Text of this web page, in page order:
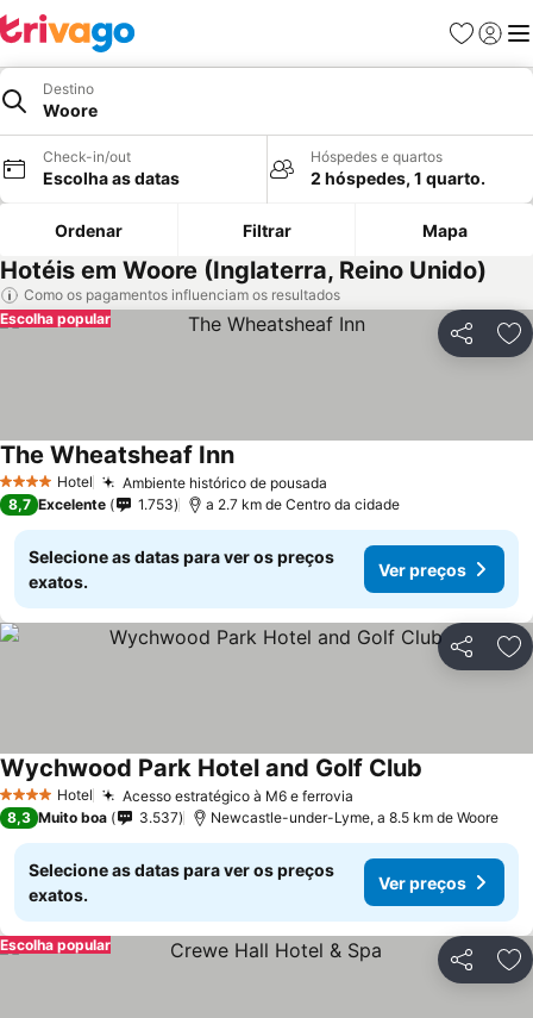
Favoritos
Iniciar
Destino
Woore
Check-in/out
Escolha as datas
Hóspedes e quartos
2 hóspedes, 1 quarto.
Ordenar Filtrar Mapa
Hotéis em Woore (Inglaterra, Reino Unido)
Como os pagamentos influenciam os resultados
Partilhar
Escolha popular
4 EstrelasHotel Ambiente histórico de pousada
The Wheatsheaf Inn
8,7 Excelente 1.753 a 2.7 km de Centro da cidade
Selecione as datas para ver os preços
exatos.
Ver preços
Partilhar
4 EstrelasHotel Acesso estratégico à M6 e ferrovia
Wychwood Park Hotel and Golf Club
8,3 Muito boa 3.537 Newcastle-under-Lyme, a 8.5 km de Woore
Selecione as datas para ver os preços
exatos.
Ver preços
Partilhar
Escolha popular